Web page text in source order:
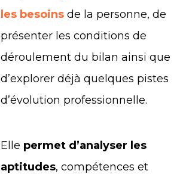
les besoins de la personne, de
présenter les conditions de
déroulement du bilan ainsi que
d’explorer déjà quelques pistes
d’évolution professionnelle.
E lle permet d’analyser les
aptitudes, compétences et